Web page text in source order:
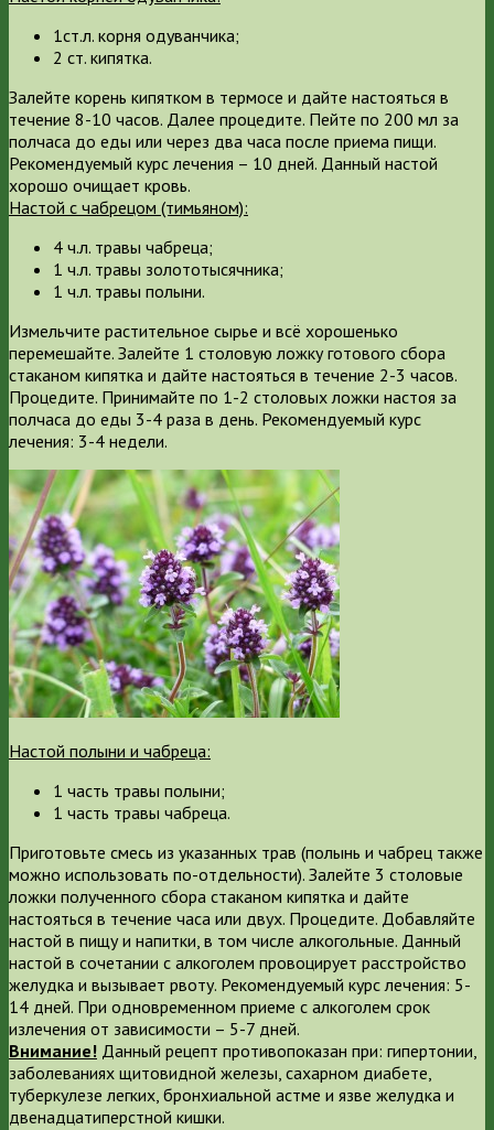
1ст.л. корня одуванчика;
2 ст. кипятка.
Залейте корень кипятком в термосе и дайте настояться в
течение 8-10 часов. Далее процедите. Пейте по 200 мл за
полчаса до еды или через два часа после приема пищи.
Рекомендуемый курс лечения – 10 дней. Данный настой
хорошо очищает кровь.
Настой с чабрецом (тимьяном):
4 ч.л. травы чабреца;
1 ч.л. травы золототысячника;
1 ч.л. травы полыни.
Измельчите растительное сырье и всё хорошенько
перемешайте. Залейте 1 столовую ложку готового сбора
стаканом кипятка и дайте настояться в течение 2-3 часов.
Процедите. Принимайте по 1-2 столовых ложки настоя за
полчаса до еды 3-4 раза в день. Рекомендуемый курс
лечения: 3-4 недели.
Настой полыни и чабреца:
1 часть травы полыни;
1 часть травы чабреца.
Приготовьте смесь из указанных трав (полынь и чабрец также
можно использовать по-отдельности). Залейте 3 столовые
ложки полученного сбора стаканом кипятка и дайте
настояться в течение часа или двух. Процедите. Добавляйте
настой в пищу и напитки, в том числе алкогольные. Данный
настой в сочетании с алкоголем провоцирует расстройство
желудка и вызывает рвоту. Рекомендуемый курс лечения: 5-
14 дней. При одновременном приеме с алкоголем срок
излечения от зависимости – 5-7 дней.
Внимание! Данный рецепт противопоказан при: гипертонии,
заболеваниях щитовидной железы, сахарном диабете,
туберкулезе легких, бронхиальной астме и язве желудка и
двенадцатиперстной кишки.